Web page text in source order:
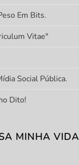
Em Bits.
Vitae"
Social Pública.
Dito!
MINHA VIDA